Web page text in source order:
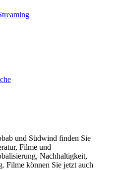
und Südwind finden Sie
Filme und
Nachhaltigkeit,
Filme können Sie jetzt auch